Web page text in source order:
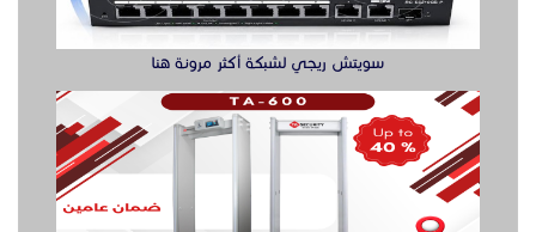
buy ssd solution